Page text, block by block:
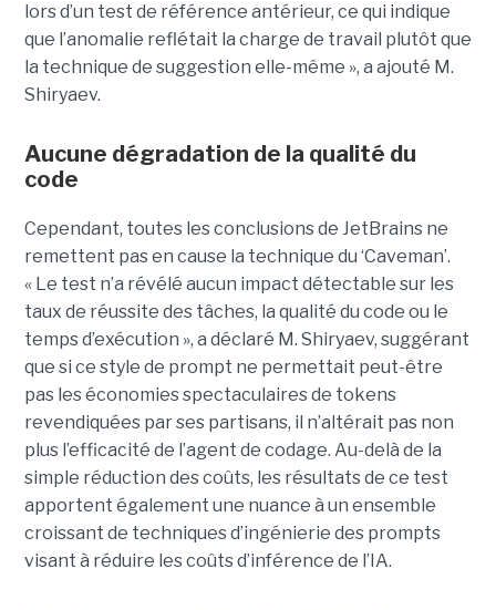
lors d’un test de référence antérieur, ce qui indique
que l’anomalie reflétait la charge de travail plutôt que
la technique de suggestion elle-même », a ajouté M.
Shiryaev.
Aucune dégradation de la qualité du
code
Cependant, toutes les conclusions de JetBrains ne
remettent pas en cause la technique du ‘Caveman’.
« Le test n’a révélé aucun impact détectable sur les
taux de réussite des tâches, la qualité du code ou le
temps d’exécution », a déclaré M. Shiryaev, suggérant
que si ce style de prompt ne permettait peut-être
pas les économies spectaculaires de tokens
revendiquées par ses partisans, il n’altérait pas non
plus l’efficacité de l’agent de codage. Au-delà de la
simple réduction des coûts, les résultats de ce test
apportent également une nuance à un ensemble
croissant de techniques d’ingénierie des prompts
visant à réduire les coûts d’inférence de l’IA.